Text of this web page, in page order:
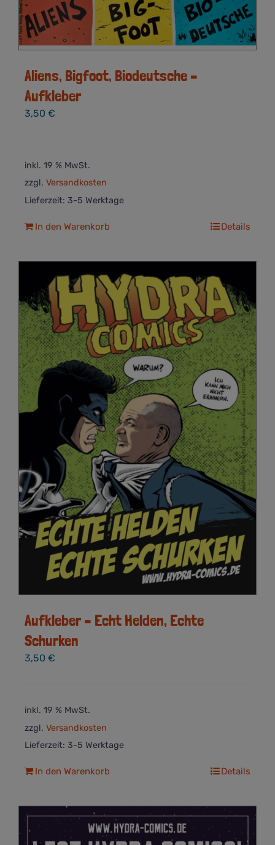
Aliens, Bigfoot, Biodeutsche –
Aufkleber
3,50 €
inkl. 19 % MwSt.
zzgl. Versandkosten
Lieferzeit: 3-5 Werktage
In den Warenkorb Details
Aufkleber – Echt Helden, Echte
Schurken
3,50 €
inkl. 19 % MwSt.
zzgl. Versandkosten
Lieferzeit: 3-5 Werktage
In den Warenkorb Details